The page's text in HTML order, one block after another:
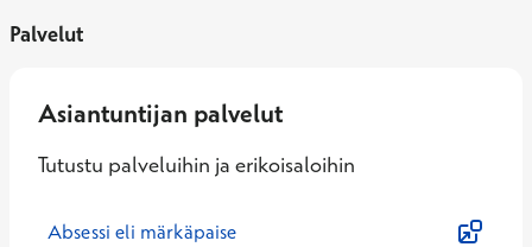
Palvelut
Asiantuntijan palvelut
Tutustu palveluihin ja erikoisaloihin
Absessi eli märkäpaise